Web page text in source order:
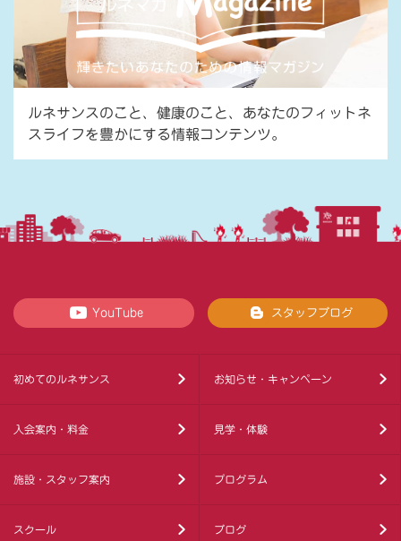
ルネサンスのこと、健康のこと、あなたのフィットネ
スライフを豊かにする情報コンテンツ。
YouTube スタッフブログ
初めてのルネサンス お知らせ・キャンペーン
入会案内・料金 見学・体験
施設・スタッフ案内 プログラム
スクール ブログ